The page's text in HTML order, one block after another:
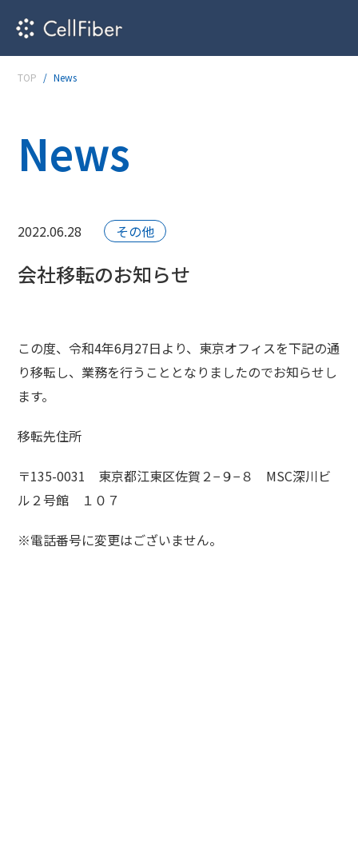
TOP News
News
2022.06.28 その他
会社移転のお知らせ
この度、令和4年6月27日より、東京オフィスを下記の通
り移転し、業務を行うこととなりましたのでお知らせし
ます。
移転先住所
〒135-0031 東京都江東区佐賀２−９−８ MSC深川ビ
ル２号館 １０７
※電話番号に変更はございません。